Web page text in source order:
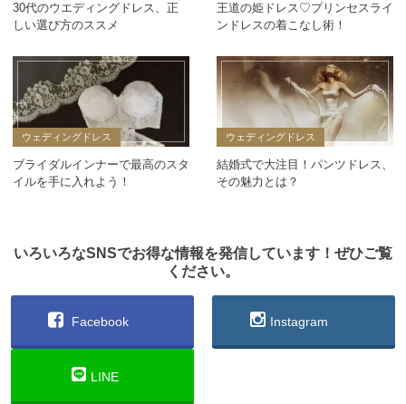
30代のウエディングドレス、正
しい選び方のススメ
王道の姫ドレス♡プリンセスライ
ンドレスの着こなし術！
ウェディングドレス
ブライダルインナーで最高のスタ
イルを手に入れよう！
ウェディングドレス
結婚式で大注目！パンツドレス、
その魅力とは？
いろいろなSNSでお得な情報を発信しています！ぜひご覧
ください。
Facebook Instagram
LINE